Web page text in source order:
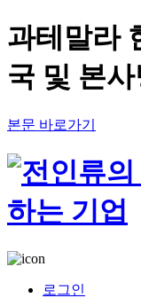
과테말라
국 및 본
본문 바로가기
로그인